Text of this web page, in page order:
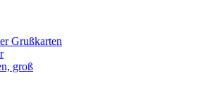
Grußkarten
groß